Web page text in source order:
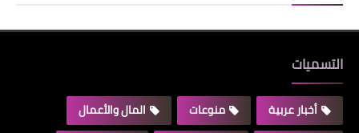
التسميات
أخبار عربية منوعات
المال والأعمال